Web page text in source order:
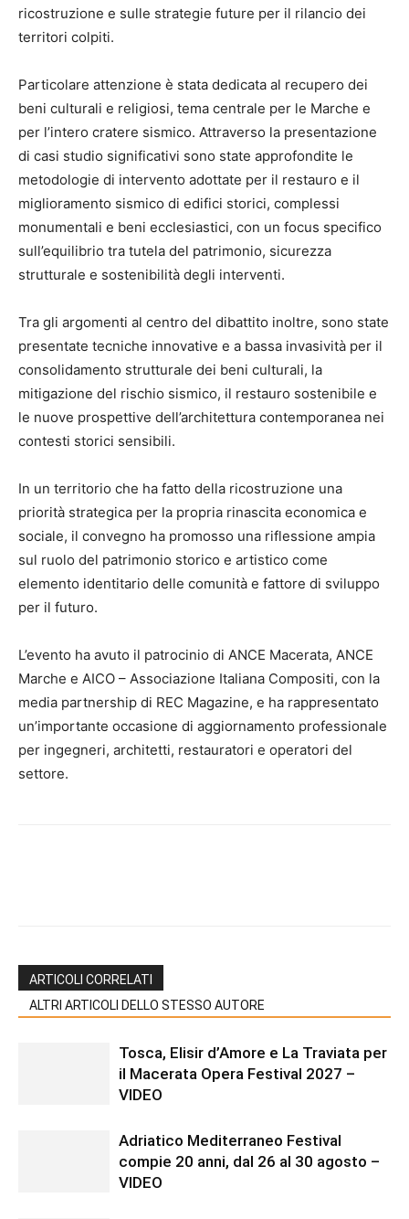
ricostruzione e sulle strategie future per il rilancio dei
territori colpiti.
Particolare attenzione è stata dedicata al recupero dei
beni culturali e religiosi, tema centrale per le Marche e
per l’intero cratere sismico. Attraverso la presentazione
di casi studio significativi sono state approfondite le
metodologie di intervento adottate per il restauro e il
miglioramento sismico di edifici storici, complessi
monumentali e beni ecclesiastici, con un focus specifico
sull’equilibrio tra tutela del patrimonio, sicurezza
strutturale e sostenibilità degli interventi.
Tra gli argomenti al centro del dibattito inoltre, sono state
presentate tecniche innovative e a bassa invasività per il
consolidamento strutturale dei beni culturali, la
mitigazione del rischio sismico, il restauro sostenibile e
le nuove prospettive dell’architettura contemporanea nei
contesti storici sensibili.
In un territorio che ha fatto della ricostruzione una
priorità strategica per la propria rinascita economica e
sociale, il convegno ha promosso una riflessione ampia
sul ruolo del patrimonio storico e artistico come
elemento identitario delle comunità e fattore di sviluppo
per il futuro.
L’evento ha avuto il patrocinio di ANCE Macerata, ANCE
Marche e AICO – Associazione Italiana Compositi, con la
media partnership di REC Magazine, e ha rappresentato
un’importante occasione di aggiornamento professionale
per ingegneri, architetti, restauratori e operatori del
settore.
ARTICOLI CORRELATI
ALTRI ARTICOLI DELLO STESSO AUTORE
Tosca, Elisir d’Amore e La Traviata per
il Macerata Opera Festival 2027 –
VIDEO
Adriatico Mediterraneo Festival
compie 20 anni, dal 26 al 30 agosto –
VIDEO